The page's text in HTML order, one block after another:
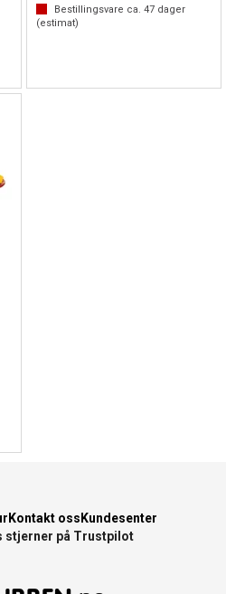
Bestillingsvare ca. 47dager
(estimat)
Kontakt ossKundesenter
stjerner på Trustpilot